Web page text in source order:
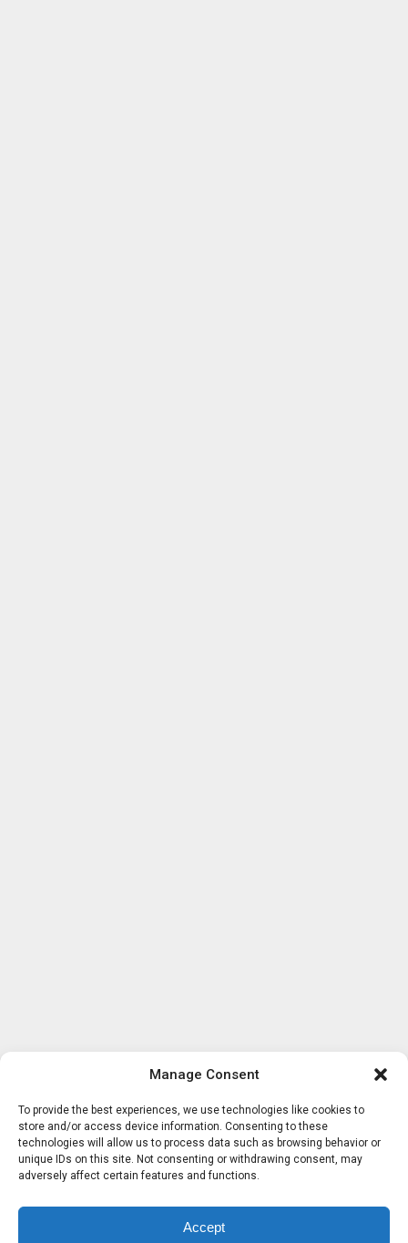
Manage Consent
To provide the best experiences, we use technologies like cookies to
store and/or access device information. Consenting to these
technologies will allow us to process data such as browsing behavior or
unique IDs on this site. Not consenting or withdrawing consent, may
adversely affect certain features and functions.
Accept